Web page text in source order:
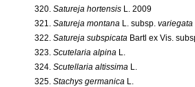
320. Satureja hortensis L. 2009
321. Satureja montana L. subsp. variegata
322. Satureja subspicata Bartl ex Vis.
323. Scutelaria alpina L.
324. Scutellaria altissima L.
325. Stachys germanica L.